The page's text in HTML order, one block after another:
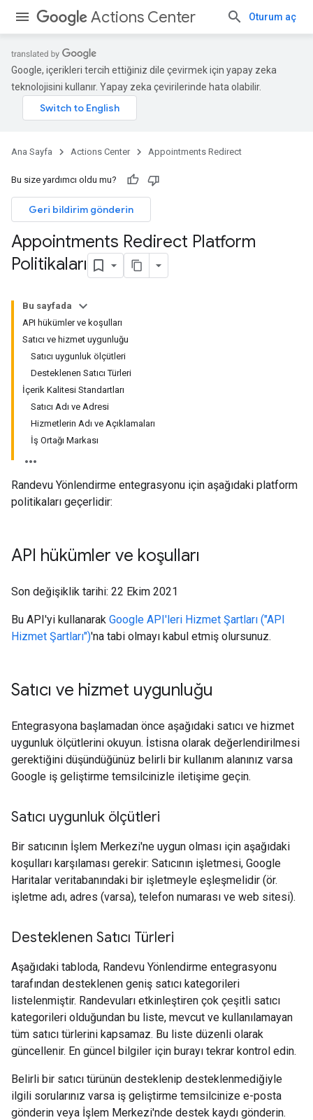
Actions Center Oturum aç
Google, içerikleri tercih ettiğiniz dile çevirmek için yapay zeka
teknolojisini kullanır. Yapay zeka çevirilerinde hata olabilir.
Ana Sayfa Actions Center Appointments Redirect
Bu size yardımcı oldu mu?
Geri bildirim gönderin
Appointments Redirect Platform
Politikaları
Bu sayfada
API hükümler ve koşulları
Satıcı ve hizmet uygunluğu
Satıcı uygunluk ölçütleri
Desteklenen Satıcı Türleri
İçerik Kalitesi Standartları
Satıcı Adı ve Adresi
Hizmetlerin Adı ve Açıklamaları
İş Ortağı Markası
Randevu Yönlendirme entegrasyonu için aşağıdaki platform
politikaları geçerlidir:
API hükümler ve koşulları
Son değişiklik tarihi: 22 Ekim 2021
Bu API'yi kullanarak Google API'leri Hizmet Şartları ("API
Hizmet Şartları")'na tabi olmayı kabul etmiş olursunuz.
Satıcı ve hizmet uygunluğu
Entegrasyona başlamadan önce aşağıdaki satıcı ve hizmet
uygunluk ölçütlerini okuyun. İstisna olarak değerlendirilmesi
gerektiğini düşündüğünüz belirli bir kullanım alanınız varsa
Google iş geliştirme temsilcinizle iletişime geçin.
Satıcı uygunluk ölçütleri
Bir satıcının İşlem Merkezi'ne uygun olması için aşağıdaki
koşulları karşılaması gerekir: Satıcının işletmesi, Google
Haritalar veritabanındaki bir işletmeyle eşleşmelidir (ör.
işletme adı, adres (varsa), telefon numarası ve web sitesi).
Desteklenen Satıcı Türleri
Aşağıdaki tabloda, Randevu Yönlendirme entegrasyonu
tarafından desteklenen geniş satıcı kategorileri
listelenmiştir. Randevuları etkinleştiren çok çeşitli satıcı
kategorileri olduğundan bu liste, mevcut ve kullanılamayan
tüm satıcı türlerini kapsamaz. Bu liste düzenli olarak
güncellenir. En güncel bilgiler için burayı tekrar kontrol edin.
Belirli bir satıcı türünün desteklenip desteklenmediğiyle
ilgili sorularınız varsa iş geliştirme temsilcinize e-posta
gönderin veya İşlem Merkezi'nde destek kaydı gönderin.